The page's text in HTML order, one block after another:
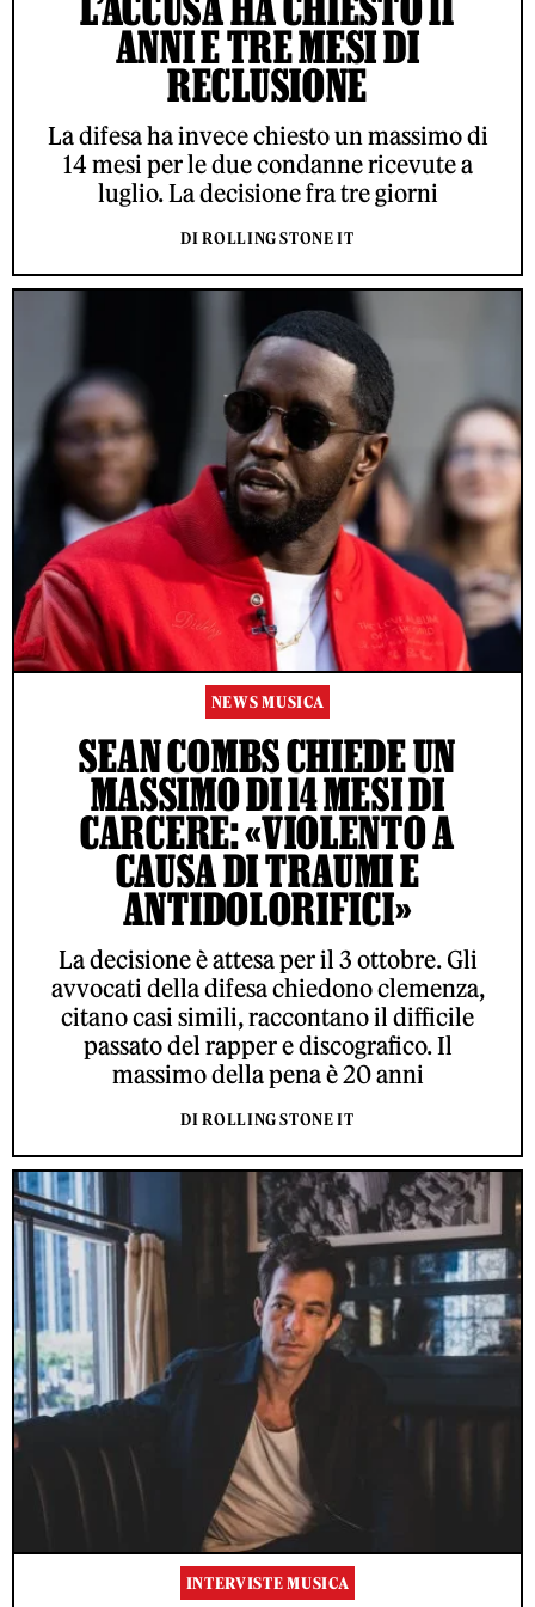
ANNI E TRE MESI DI
RECLUSIONE
La difesa ha invece chiesto un massimo di
14 mesi per le due condanne ricevute a
luglio. La decisione fra tre giorni
DI ROLLING STONE IT
NEWS MUSICA
SEAN COMBS CHIEDE UN
MASSIMO DI 14 MESI DI
CARCERE: «VIOLENTO A
CAUSA DI TRAUMI E
ANTIDOLORIFICI»
La decisione è attesa per il 3 ottobre. Gli
avvocati della difesa chiedono clemenza,
citano casi simili, raccontano il difficile
passato del rapper e discografico. Il
massimo della pena è 20 anni
DI ROLLING STONE IT
INTERVISTE MUSICA